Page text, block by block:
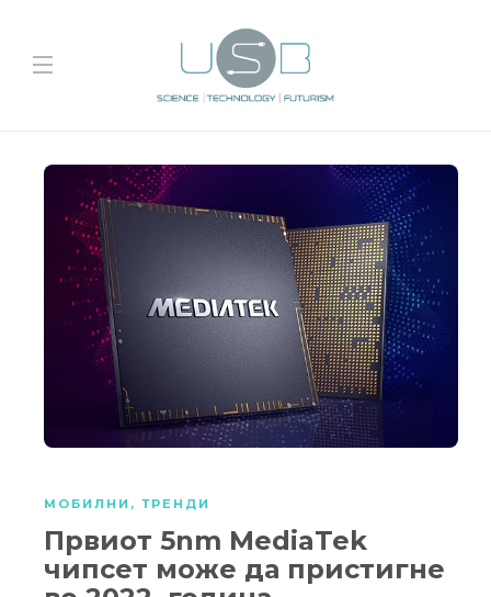
МОБИЛНИ , ТРЕНДИ
Првиот 5nm MediaTek
чипсет може да пристигне